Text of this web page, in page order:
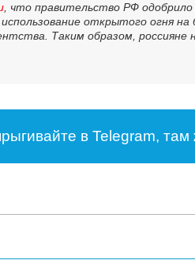
, что правительство РФ
открытого огня
Таким образом,
в Telegram, там